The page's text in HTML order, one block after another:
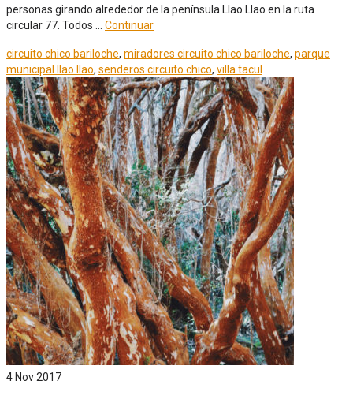
personas girando alrededor de la península Llao Llao en la ruta
circular 77. Todos … Continuar
circuito chico bariloche, miradores circuito chico bariloche, parque
municipal llao llao, senderos circuito chico, villa tacul
4Nov 2017